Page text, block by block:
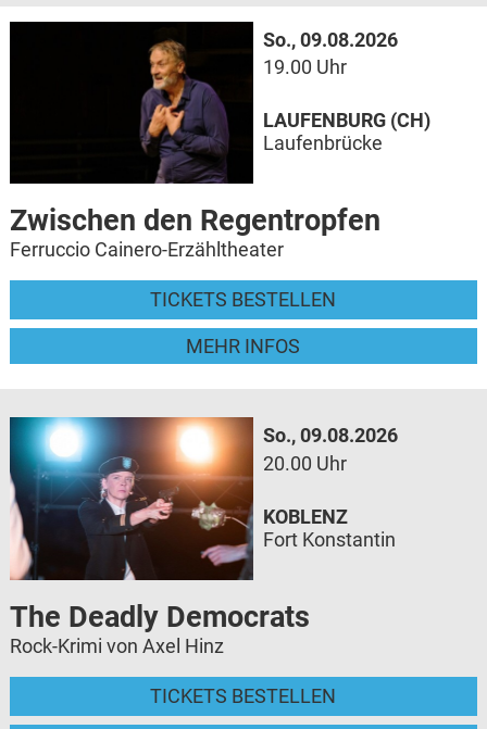
So., 09.08.2026
19.00 Uhr
Zwischen den Regentropfen
Ferruccio Cainero-Erzähltheater
TICKETS BESTELLEN
MEHR INFOS
LAUFENBURG (CH)
Laufenbrücke
So., 09.08.2026
20.00 Uhr
The Deadly Democrats
Rock-Krimi von Axel Hinz
TICKETS BESTELLEN
KOBLENZ
Fort Konstantin